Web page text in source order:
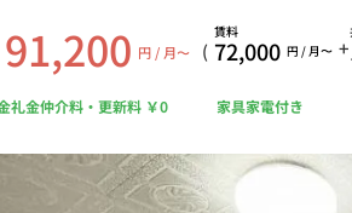
91,200 円 / 月〜 (
賃料
72,000 円 / 月〜 +
礼金仲介料・更新料 ￥0 家具家電付き